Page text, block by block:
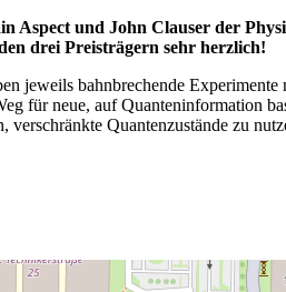
Aspect und John Clauser der
drei Preisträgern sehr herzlich!
jeweils bahnbrechende
für neue, auf Quanteninformation
verschränkte Quantenzustände zu